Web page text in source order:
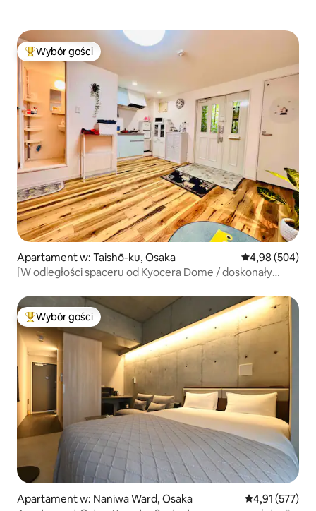
Najpopularniejsze z kategorii Wybór gości
Wybór gości
Apartament w: Taishō-ku, Osaka Średnia
4,98 (504)
[W odległości spaceru od Kyocera Dome / doskonały
wynajem całego budynku / dla rodzin / bezpośrednio przy
KIX...
Najpopularniejsze z kategorii Wybór gości
Wybór gości
Apartament w: Naniwa Ward, Osaka Średnia
4,91 (577)